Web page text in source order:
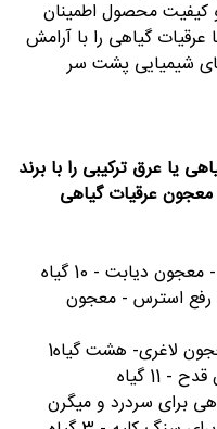
و کیفیت محصول اطمینان
گیاهی را با آرامش
شیمیایی پشت سر
یا عرق ترکیبی را با برند
عرقیات گیاهی
- معجون دیابت - 10 گیاه
رفع استرس - معجون
لاغری- هشت گیاه1
قدح - 11 گیاه
برای سردرد و میگرن